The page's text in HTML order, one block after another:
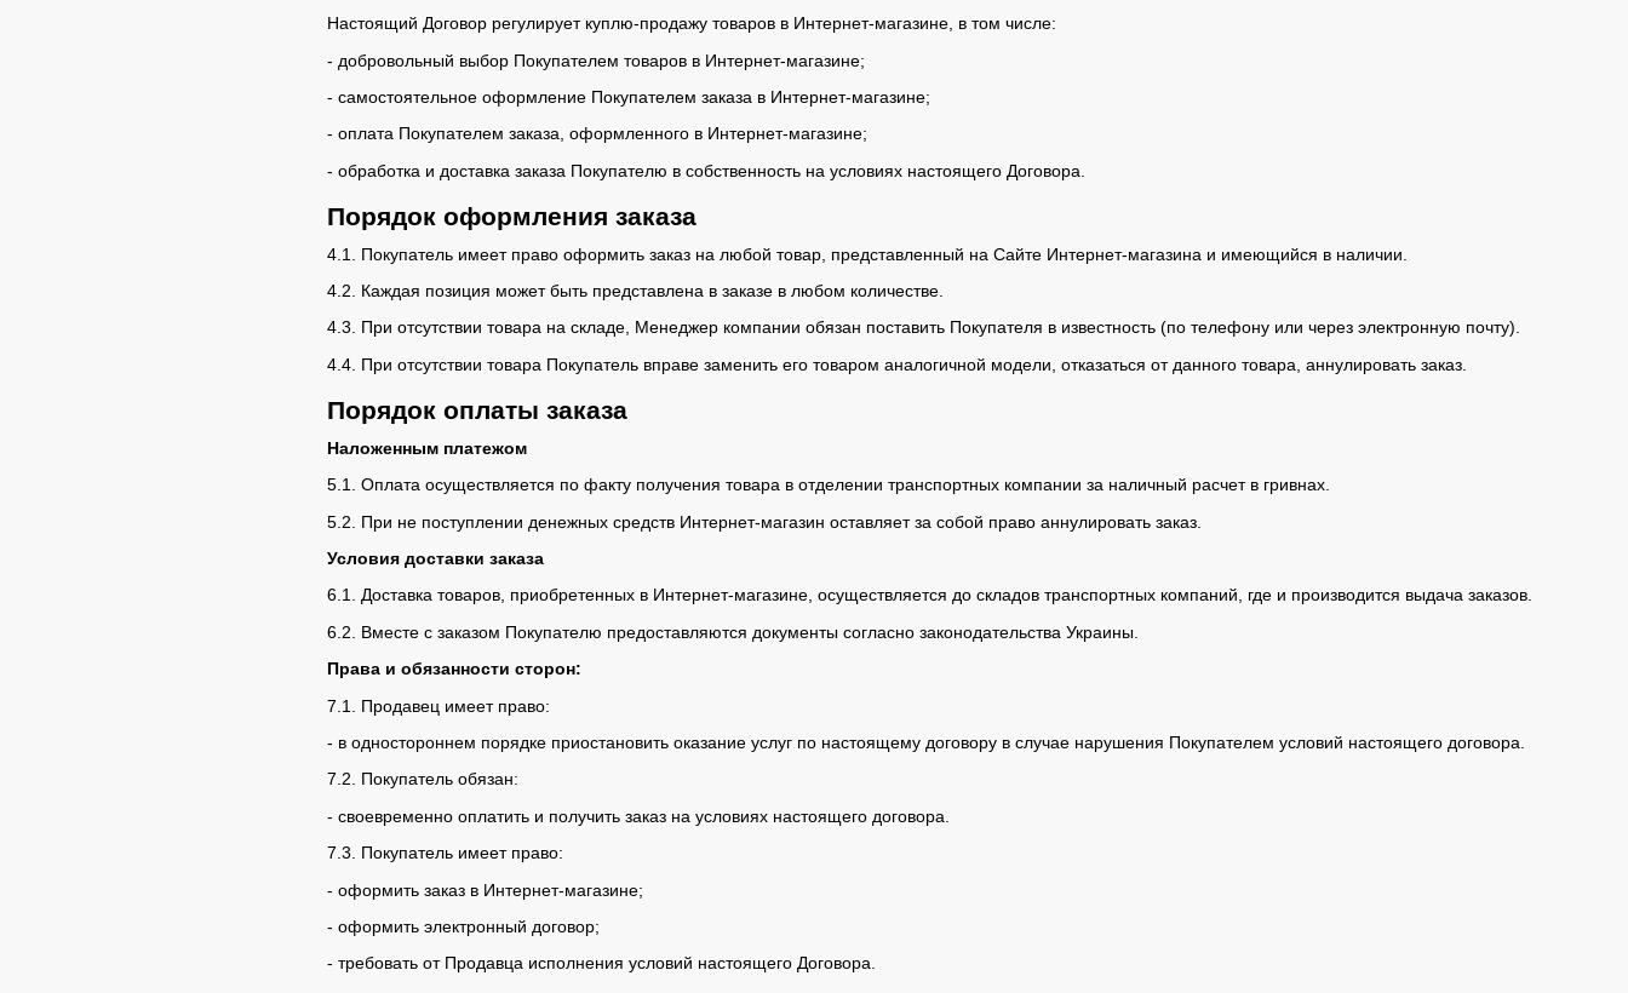
Настоящий Договор регулирует куплю-продажу товаров в Интернет-магазине, в том числе:
- добровольный выбор Покупателем товаров в Интернет-магазине;
- самостоятельное оформление Покупателем заказа в Интернет-магазине;
- оплата Покупателем заказа, оформленного в Интернет-магазине;
- обработка и доставка заказа Покупателю в собственность на условиях настоящего Договора.
Порядок оформления заказа
4.1. Покупатель имеет право оформить заказ на любой товар, представленный на Сайте Интернет-магазина и имеющийся в наличии.
4.2. Каждая позиция может быть представлена в заказе в любом количестве.
4.3. При отсутствии товара на складе, Менеджер компании обязан поставить Покупателя в известность (по телефону или через электронную почту).
4.4. При отсутствии товара Покупатель вправе заменить его товаром аналогичной модели, отказаться от данного товара, аннулировать заказ.
Порядок оплаты заказа
Наложенным платежом
5.1. Оплата осуществляется по факту получения товара в отделении транспортных компании за наличный расчет в гривнах.
5.2. При не поступлении денежных средств Интернет-магазин оставляет за собой право аннулировать заказ.
Условия доставки заказа
6.1. Доставка товаров, приобретенных в Интернет-магазине, осуществляется до складов транспортных компаний, где и производится выдача заказов.
6.2. Вместе с заказом Покупателю предоставляются документы согласно законодательства Украины.
Права и обязанности сторон:
7.1. Продавец имеет право:
- в одностороннем порядке приостановить оказание услуг по настоящему договору в случае нарушения Покупателем условий настоящего договора.
7.2. Покупатель обязан:
- своевременно оплатить и получить заказ на условиях настоящего договора.
7.3. Покупатель имеет право:
- оформить заказ в Интернет-магазине;
- оформить электронный договор;
- требовать от Продавца исполнения условий настоящего Договора.